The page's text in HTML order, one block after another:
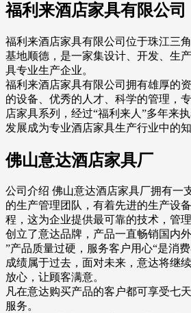
福利来酒店家具有限公司
福利来酒店家具有限公司位于珠江三
基地顺德，是一家集设计、开发、生
具专业生产企业。
福利来酒店家具有限公司拥有雄厚的
的设备、优秀的人才、科学的管理，
店家具系列，经过“福利来人”多年来
发展成为专业酒店家具生产行业中的知
佛山意达酒店家具厂
公司介绍 佛山意达酒店家具厂拥有一
的生产管理团队，有着先进的生产设
程，这为企业提供最可靠的技术，管
创立了意达品牌，产品一直畅销国内外
”产品质量过硬，服务客户用心“是消
成绩属于过去，面对未来，意达将继
放心，让顾客满意。
凡在意达购买产品的客户都可享受七
服务。